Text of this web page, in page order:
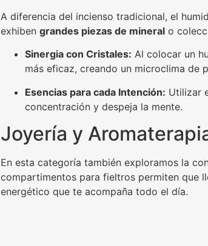
A diferencia del incienso tradicional, el
exhiben grandes piezas de mineralo
Sinergia con Cristales: Al colocar un
más eficaz, creando un microclima de
Esencias para cada Intención: Utilizar
concentración y despeja la mente.
Joyería y
En esta categoría también exploramos la
compartimentos para fieltros permiten que
energético que te acompaña todo el día.